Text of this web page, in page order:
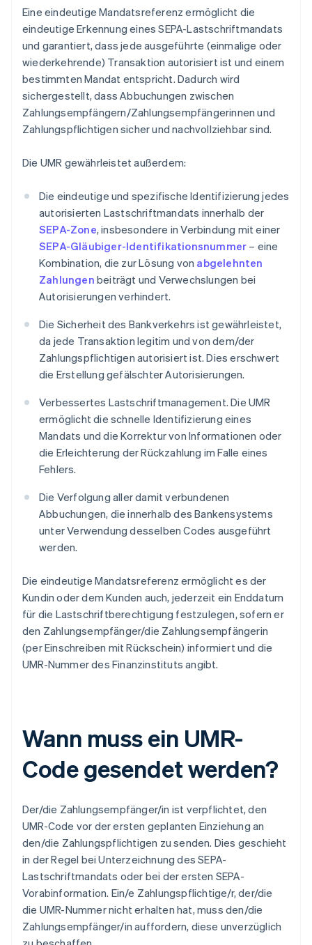
Eine eindeutige Mandatsreferenz ermöglicht die
eindeutige Erkennung eines SEPA-Lastschriftmandats
und garantiert, dass jede ausgeführte (einmalige oder
wiederkehrende) Transaktion autorisiert ist und einem
bestimmten Mandat entspricht. Dadurch wird
sichergestellt, dass Abbuchungen zwischen
Zahlungsempfängern/Zahlungsempfängerinnen und
Zahlungspflichtigen sicher und nachvollziehbar sind.
Die UMR gewährleistet außerdem:
Die eindeutige und spezifische Identifizierung jedes
autorisierten Lastschriftmandats innerhalb der
SEPA-Zone, insbesondere in Verbindung mit einer
SEPA-Gläubiger-Identifikationsnummer – eine
Kombination, die zur Lösung von abgelehnten
Zahlungen beiträgt und Verwechslungen bei
Autorisierungen verhindert.
Die Sicherheit des Bankverkehrs ist gewährleistet,
da jede Transaktion legitim und von dem/der
Zahlungspflichtigen autorisiert ist. Dies erschwert
die Erstellung gefälschter Autorisierungen.
Verbessertes Lastschriftmanagement. Die UMR
ermöglicht die schnelle Identifizierung eines
Mandats und die Korrektur von Informationen oder
die Erleichterung der Rückzahlung im Falle eines
Fehlers.
Die Verfolgung aller damit verbundenen
Abbuchungen, die innerhalb des Bankensystems
unter Verwendung desselben Codes ausgeführt
werden.
Die eindeutige Mandatsreferenz ermöglicht es der
Kundin oder dem Kunden auch, jederzeit ein Enddatum
für die Lastschriftberechtigung festzulegen, sofern er
den Zahlungsempfänger/die Zahlungsempfängerin
(per Einschreiben mit Rückschein) informiert und die
UMR-Nummer des Finanzinstituts angibt.
Wann muss ein UMR-
Code gesendet werden?
Der/die Zahlungsempfänger/in ist verpflichtet, den
UMR-Code vor der ersten geplanten Einziehung an
den/die Zahlungspflichtigen zu senden. Dies geschieht
in der Regel bei Unterzeichnung des SEPA-
Lastschriftmandats oder bei der ersten SEPA-
Vorabinformation. Ein/e Zahlungspflichtige/r, der/die
die UMR-Nummer nicht erhalten hat, muss den/die
Zahlungsempfänger/in auffordern, diese unverzüglich